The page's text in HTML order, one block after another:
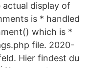
actual display of
is * handled
which is *
file. 2020-
Hier findest du